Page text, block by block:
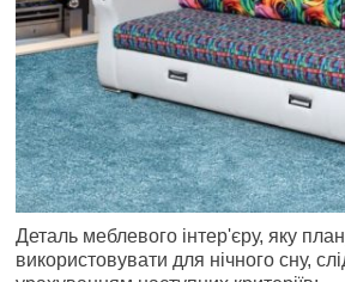
Деталь меблевого інтер'єру, яку
використовувати для нічного сну,